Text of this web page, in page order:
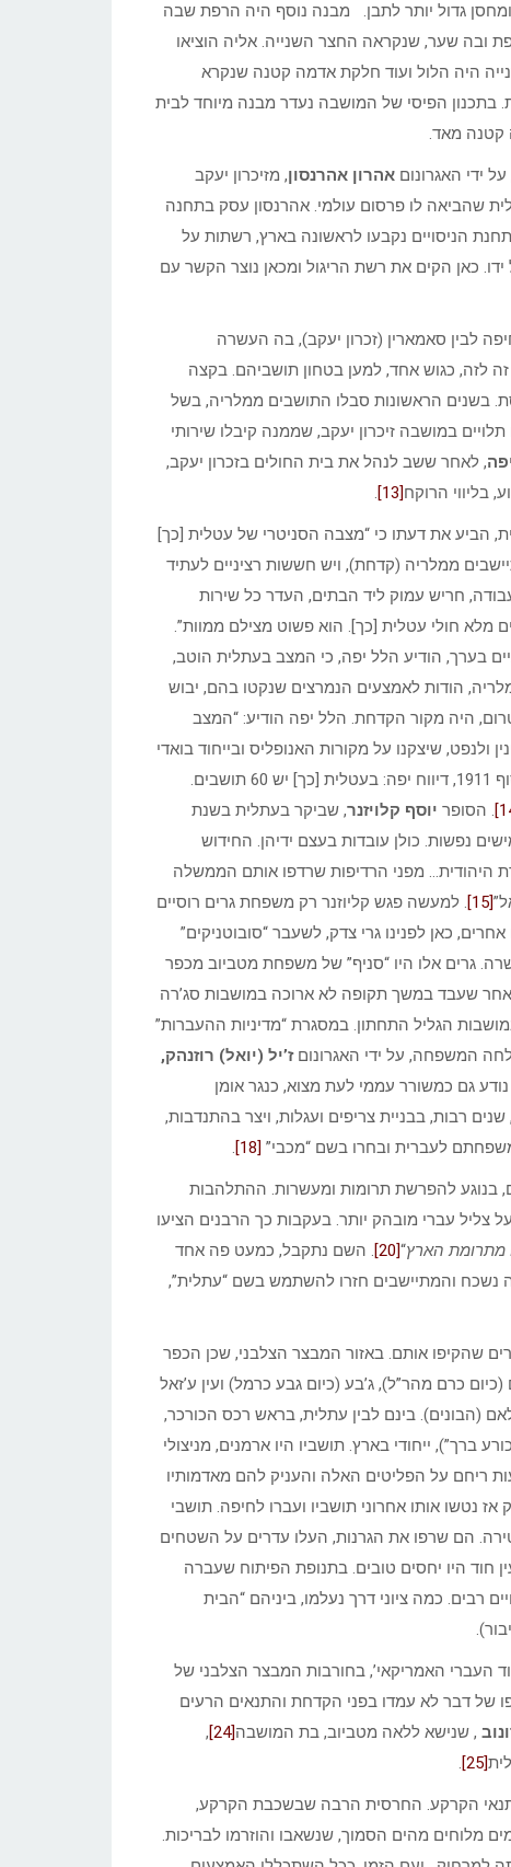
גדול יותר לתבן. מבנה נוסף היה הרפת שבה
נוספת ובה שער, שנקראה החצר השנייה. אליה הוציאו
היה הלול ועוד חלקת אדמה קטנה שנקרא
בתכנון הפיסי של המושבה נעדר מבנה מיוחד לבית
קטנה מאד.
אהרון אהרנסון, מזיכרון יעקב
שהביאה לו פרסום עולמי. אהרנסון עסק בתחנה
הניסויים נקבעו לראשונה בארץ, רשתות על
ידו. כאן הקים את רשת הריגול ומכאן נוצר הקשר עם
מספר: “המושבה בין חיפה לבין סאמארין (זכרון יעקב), בה העשרה
לזה, כגוש אחד, למען בטחון תושביהם. בקצה
בשנים הראשונות סבלו התושבים ממלריה, בשל
במושבה זיכרון יעקב, שממנה קיבלו שירותי
, לאחר ששב לנהל את בית החולים בזכרון יעקב,
בליווי הרוקח[13]
.
הביע את דעתו כי “מצבה הסניטרי של עטלית [כך]
ממלריה (קדחת), ויש חששות רציניים לעתיד
חריש עמוק ליד הבתים, העדר כל שירות
מלא חולי עטלית [כך]. הוא פשוט מצילם ממוות”.
בערך, הודיע הלל יפה, כי המצב בעתלית הוטב,
הודות לאמצעים הנמרצים שנקטו בהם, יבוש
היה מקור הקדחת. הלל יפה הודיע: “המצב
שיצקנו על מקורות האנופליס ובייחוד בואדי
דוסטרום. כל האיכרים עובדים, פניהם טובים והם מלאי מרץ”. בסוף 1911, דיווח יפה: בעטלית [כך] יש 60 תושבים.
. הסופר יוסף קלויזנר, שביקר בעתלית בשנת
קטנה, שיש בה 22 משפחות, כחמישים נפשות. כולן עובדות בעצם ידיהן. החידוש
היהודית… מפני הרדיפות שרדפו אותם הממשלה
[15]
. למעשה פגש קליוזנר רק משפחת גרים רוסיים
כאן לפנינו גרי צדק, לשעבר “סובוטניקים”
גרים אלו היו “סניף” של משפחת מטביוב מכפר
1908 בקירוב, לאחר שעבד במשך תקופה לא ארוכה במושבות סג’רה
הגליל התחתון. במסגרת “מדיניות ההעברות”
המשפחה, על ידי האגרונוםז’יל (יואל) רוזנהק,
גם כמשורר עממי לעת מצוא, כנגר אומן
רבות, בבניית צריפים ועגלות, ויצר בהתנדבות,
[18]
.
בנוגע להפרשת תרומות ומעשרות. ההתלהבות
עברי מובהק יותר. בעקבות כך הרבנים הציעו
מתרומת הארץ“
[20]
. השם נתקבל, כמעט פה אחד
והמתיישבים חזרו להשתמש בשם “עתלית”,
שהקיפו אותם. באזור המבצר הצלבני, שכן הכפר
כרם מהר”ל), ג’בע (כיום גבע כרמל) ועין ע’זאל
(הבונים). בינם לבין עתלית, בראש רכס הכורכר,
ברך”), ייחודי בארץ. תושביו היו ארמנים, מניצולי
הצעירים” בשנת 1915. בעל הקרקעות ריחם על הפליטים האלה והעניק להם מאדמותיו
היה קיים עד שנות ה-60 ורק אז נטשו אותו אחרוני תושביו ועברו לחיפה. תושבי
הם שרפו את הגרנות, העלו עדרים על השטחים
חוד היו יחסים טובים. בתנופת הפיתוח שעברה
כמה ציוני דרך נעלמו, ביניהם “הבית
‘הגדוד העברי האמריקאי’, בחורבות המבצר הצלבני של
של דבר לא עמדו בפני הקדחת והתנאים הרעים
, שנישא ללאה מטביוב, בת המושבה[24]
,
[25]
.
תנאי הקרקע. החרסית הרבה שבשכבת הקרקע,
מלוחים מהים הסמוך, שנשאבו והוזרמו לבריכות.